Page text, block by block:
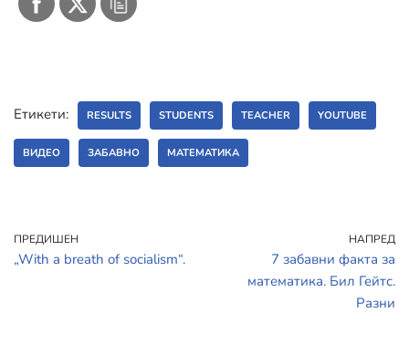
Етикети: RESULTS STUDENTS TEACHER YOUTUBE
ВИДЕО ЗАБАВНО МАТЕМАТИКА
ПРЕДИШЕН
„With a breath of socialism“.
НАПРЕД
7 забавни факта за
математика. Бил Гейтс.
Разни